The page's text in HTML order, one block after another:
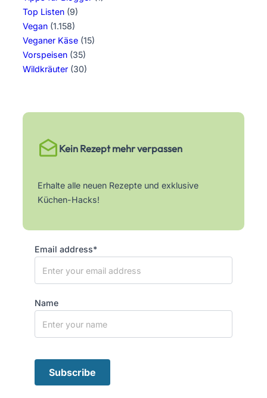
Top Listen (9)
Vegan (1.158)
Veganer Käse (15)
Vorspeisen (35)
Wildkräuter (30)
Kein Rezept mehr verpassen
Erhalte alle neuen Rezepte und exklusive
Küchen-Hacks!
Email address*
Name